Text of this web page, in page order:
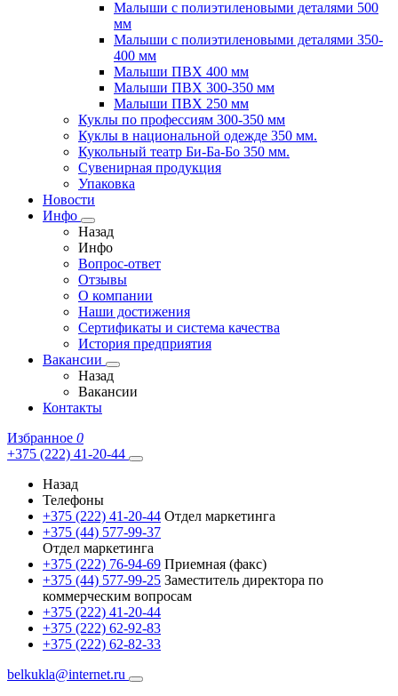
Малыши с полиэтиленовыми деталями 500
мм
Малыши с полиэтиленовыми деталями 350-
400 мм
Малыши ПВХ 400 мм
Малыши ПВХ 300-350 мм
Малыши ПВХ 250 мм
Куклы по профессиям 300-350 мм
Куклы в национальной одежде 350 мм.
Кукольный театр Би-Ба-Бо 350 мм.
Сувенирная продукция
Упаковка
Новости
Инфо
Назад
Инфо
Вопрос-ответ
Отзывы
О компании
Наши достижения
Сертификаты и система качества
История предприятия
Вакансии
Назад
Вакансии
Контакты
Избранное 0
+375 (222) 41-20-44
Назад
Телефоны
+375 (222) 41-20-44 Отдел маркетинга
+375 (44) 577-99-37
Отдел маркетинга
+375 (222) 76-94-69 Приемная (факс)
+375 (44) 577-99-25 Заместитель директора по
коммерческим вопросам
+375 (222) 41-20-44
+375 (222) 62-92-83
+375 (222) 62-82-33
belkukla@internet.ru